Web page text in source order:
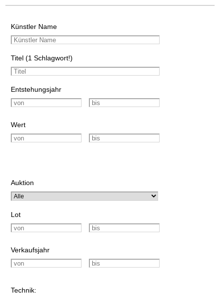
Künstler Name
Titel (1 Schlagwort!)
Entstehungsjahr
Wert
Auktion
Lot
Verkaufsjahr
Technik: